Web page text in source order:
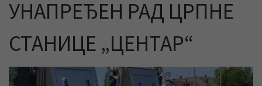
УНАПРЕЂЕН РАД ЦРПНЕ
СТАНИЦЕ „ЦЕНТАР“